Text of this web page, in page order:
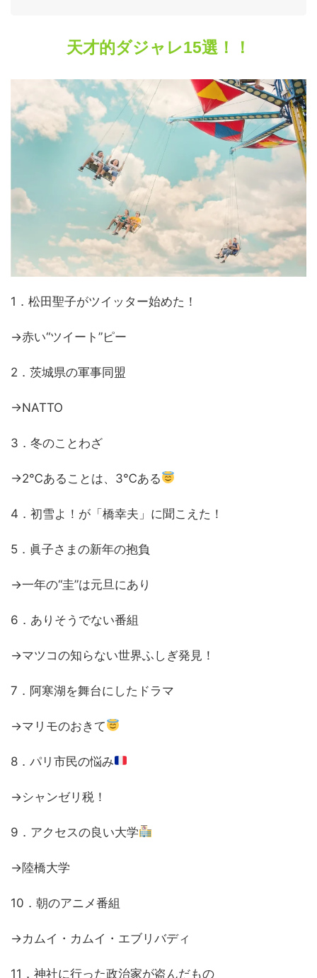
天才的ダジャレ15選！！
1．松田聖子がツイッター始めた！
→赤い“ツイート”ピー
2．茨城県の軍事同盟
→NATTO
3．冬のことわざ
→2℃あることは、3℃ある
4．初雪よ！が「橋幸夫」に聞こえた！
5．眞子さまの新年の抱負
→一年の“圭”は元旦にあり
6．ありそうでない番組
→マツコの知らない世界ふしぎ発見！
7．阿寒湖を舞台にしたドラマ
→マリモのおきて
8．パリ市民の悩み
→シャンゼリ税！
9．アクセスの良い大学
→陸橋大学
10．朝のアニメ番組
→カムイ・カムイ・エブリバディ
11．神社に行った政治家が盗んだもの